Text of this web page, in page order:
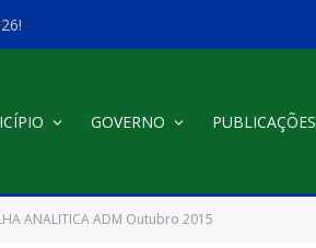
GOVERNO PUBLICAÇÕES
ANALITICA ADM Outubro 2015